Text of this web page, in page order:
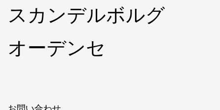
スカンデルボルグ
オーデンセ